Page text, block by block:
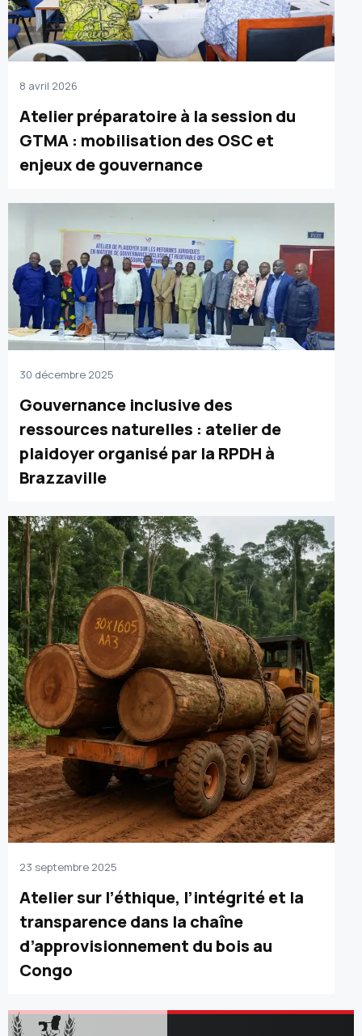
8 avril 2026
Atelier préparatoire à la session du
GTMA : mobilisation des OSC et
enjeux de gouvernance
30 décembre 2025
Gouvernance inclusive des
ressources naturelles : atelier de
plaidoyer organisé par la RPDH à
Brazzaville
23 septembre 2025
Atelier sur l’éthique, l’intégrité et la
transparence dans la chaîne
d’approvisionnement du bois au
Congo